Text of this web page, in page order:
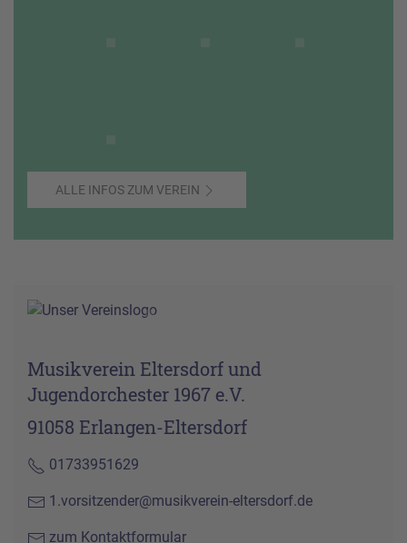
ALLE INFOS ZUM VEREIN
Musikverein Eltersdorf und
Jugendorchester 1967 e.V.
91058 Erlangen-Eltersdorf
01733951629
1.vorsitzender@musikverein-eltersdorf.de
zum Kontaktformular